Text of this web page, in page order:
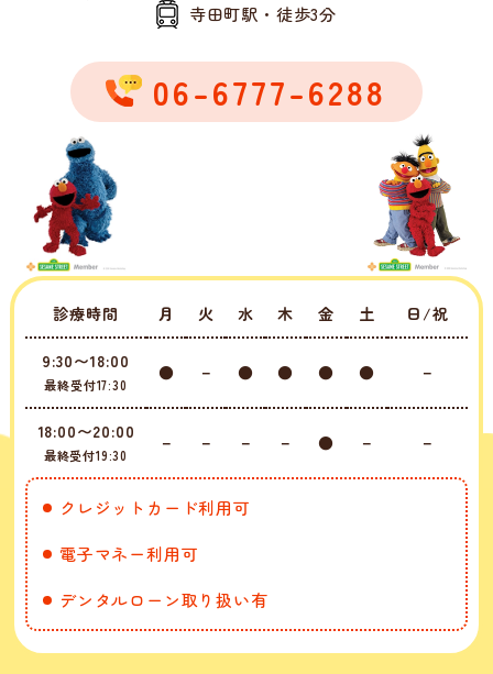
寺田町駅・徒歩3分
06-6777-6288
診療時間 月 火 水 木 金 土 日/祝
9:30〜18:00
最終受付17:30
● － ● ● ● ● －
18:00〜20:00
最終受付19:30
－ － － － ● － －
クレジットカード利用可
電子マネー利用可
デンタルローン取り扱い有